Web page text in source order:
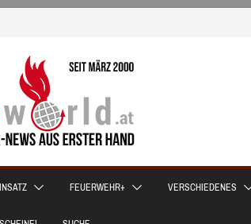
FEUERWEHR+ VERSCHIEDENES